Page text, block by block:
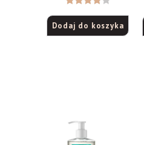
4.00na
Dodaj do koszyka